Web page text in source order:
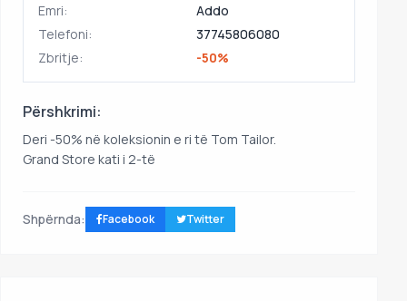
Emri:
Addo
Telefoni:
37745806080
Zbritje:
-50%
Përshkrimi:
Deri -50% në koleksionin e ri të Tom Tailor.
Grand Store kati i 2-të
Shpërnda: Facebook Twitter